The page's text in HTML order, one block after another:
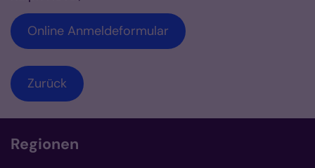
Online Anmeldeformular
Zurück
Regionen